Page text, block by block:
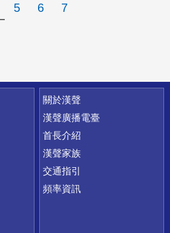
5 6 7
關於漢聲
漢聲廣播電臺
首長介紹
漢聲家族
交通指引
頻率資訊